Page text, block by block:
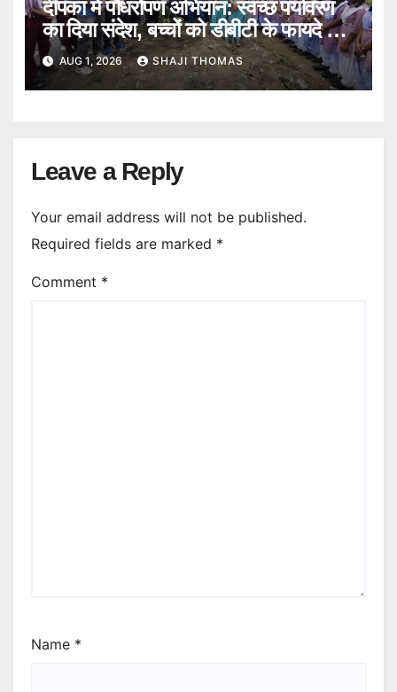
दीपका में पौधरोपण अभियान: स्वच्छ पर्यावरण
का दिया संदेश, बच्चों को डीबीटी के फायदे भी
बताए।
AUG 1, 2026 SHAJI THOMAS
Leave a Reply
Your email address will not be published.
Required fields are marked *
Comment *
Name *